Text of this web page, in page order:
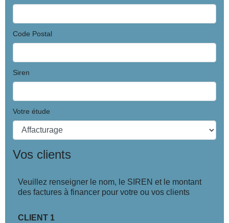
Code Postal
Siren
Votre étude
Vos clients
Veuillez renseigner le nom, le SIREN et le montant
des factures à financer pour votre ou vos clients
CLIENT 1